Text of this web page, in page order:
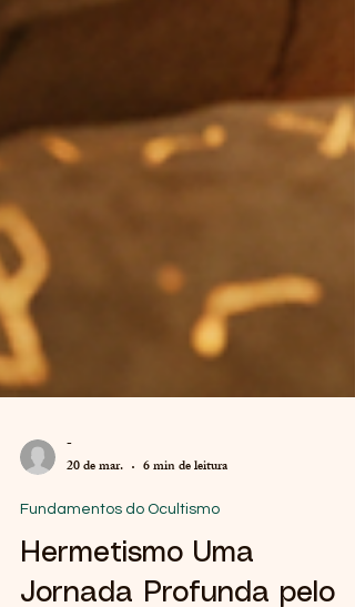
-
20 de mar.
6 min de leitura
Fundamentos do Ocultismo
Hermetismo Uma